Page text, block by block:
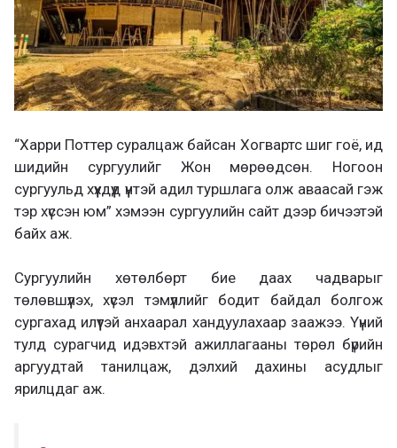
“Харри Поттер суралцаж байсан Хогвартс шиг гоё, ид
шидийн сургуулийг Жон мөрөөдсөн. Ногоон
сургуульд хүүхдүүд үүнтэй адил туршлага олж аваасай гэж
тэр хүссэн юм” хэмээн сургуулийн сайт дээр бичээтэй
байх аж.
Сургуулийн хөтөлбөрт бие даах чадварыг
төлөвшүүлэх, хүсэл тэмүүллийг бодит байдал болгож
сургахад илүүтэй анхаарал хандуулахаар заажээ. Үүний
тулд сурагчид идэвхтэй ажиллагааны төрөл бүрийн
аргуудтай танилцаж, дэлхий дахины асудлыг
ярилцдаг аж.